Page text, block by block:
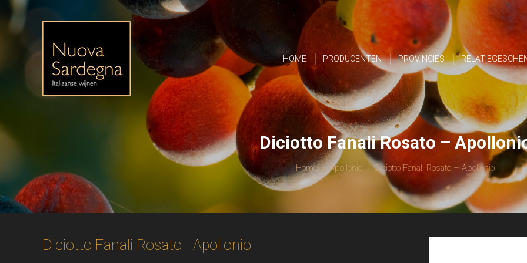
HOME PRODUCENTEN PROVINCIES
Diciotto Fanali Rosato –
Je bent hier:
Home Apollonio Diciotto Fanali Rosato – Apollonio
Diciotto Fanali Rosato - Apollonio
HOME PRODUCENTEN PROVINCIES